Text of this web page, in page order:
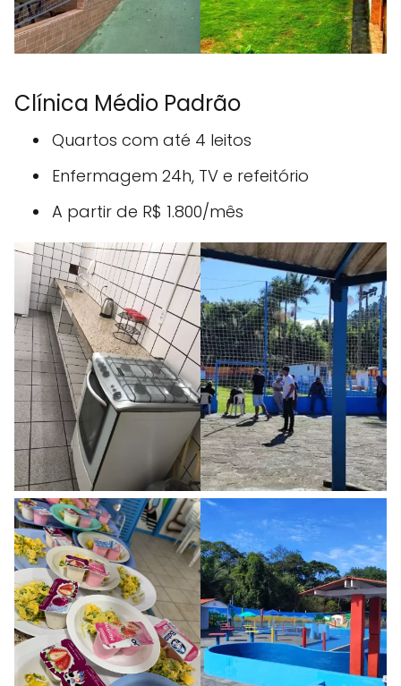
Clínica Médio Padrão
Quartos com até 4 leitos
Enfermagem 24h, TV e refeitório
A partir de R$ 1.800/mês